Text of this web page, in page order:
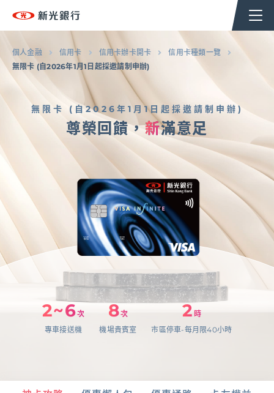
個人金融 企業金融 香港分行 企業永續
返回至個人金融首頁
OMNI-U
信用卡
貸款
基金/投資
個人金融 信用卡 信用卡辦卡開卡
信用卡種類一覽
無限卡 (自2026年1月1日起採邀請制申辦)
無限卡 (自2026年1月1日起採邀請制申辦)
尊榮回饋，新滿意足
2~6次
專車接送機
8次
機場貴賓室
2 時
市區停車-每月限40小時